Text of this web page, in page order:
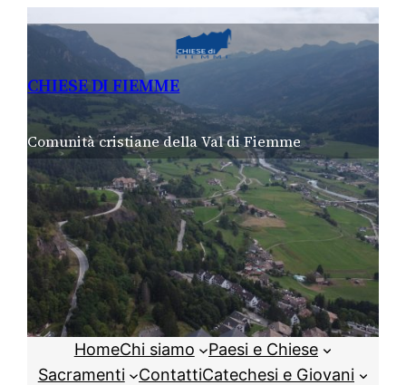
CHIESE DI FIEMME
Comunità cristiane della Val di Fiemme
HomeChi siamo
Paesi e Chiese
Sacramenti
ContattiCatechesi e Giovani